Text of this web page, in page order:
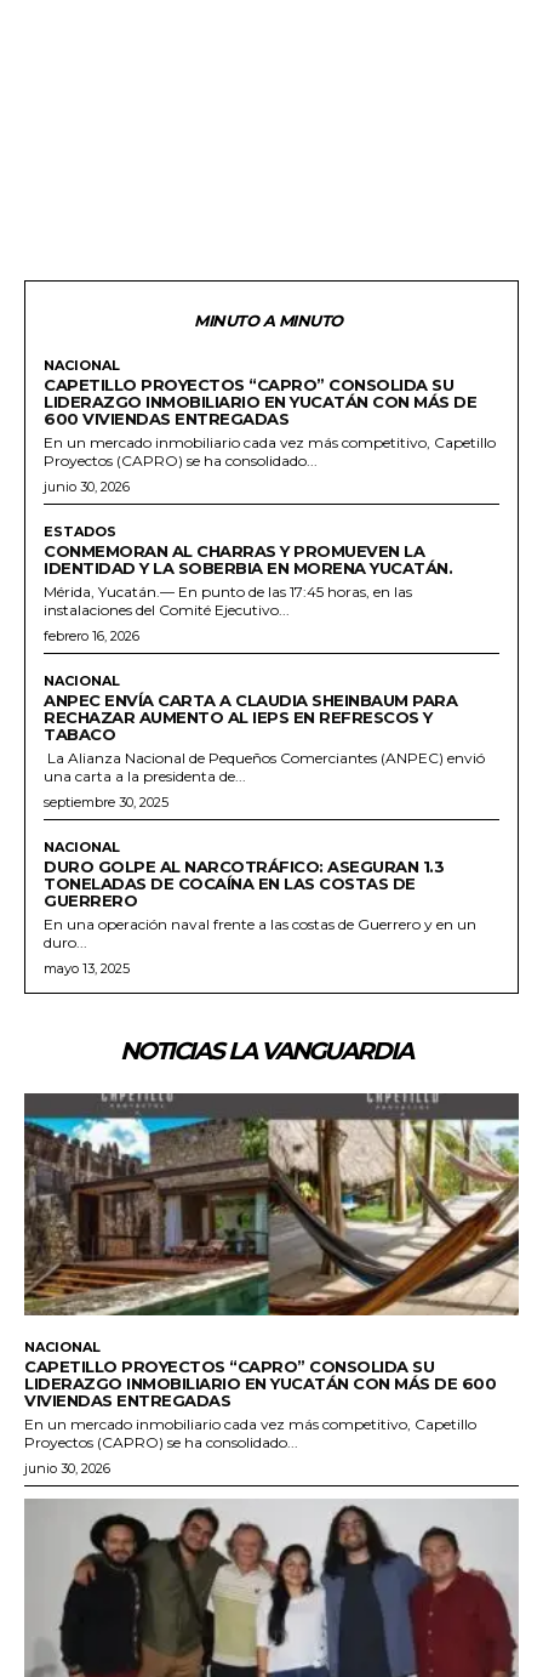
MINUTO A MINUTO
NACIONAL
CAPETILLO PROYECTOS “CAPRO” CONSOLIDA SU
LIDERAZGO INMOBILIARIO EN YUCATÁN CON MÁS DE
600 VIVIENDAS ENTREGADAS
En un mercado inmobiliario cada vez más competitivo, Capetillo
Proyectos (CAPRO) se ha consolidado...
junio 30, 2026
ESTADOS
CONMEMORAN AL CHARRAS Y PROMUEVEN LA
IDENTIDAD Y LA SOBERBIA EN MORENA YUCATÁN.
Mérida, Yucatán.— En punto de las 17:45 horas, en las
instalaciones del Comité Ejecutivo...
febrero 16, 2026
NACIONAL
ANPEC ENVÍA CARTA A CLAUDIA SHEINBAUM PARA
RECHAZAR AUMENTO AL IEPS EN REFRESCOS Y
TABACO
La Alianza Nacional de Pequeños Comerciantes (ANPEC) envió
una carta a la presidenta de...
septiembre 30, 2025
NACIONAL
DURO GOLPE AL NARCOTRÁFICO: ASEGURAN 1.3
TONELADAS DE COCAÍNA EN LAS COSTAS DE
GUERRERO
En una operación naval frente a las costas de Guerrero y en un
duro...
mayo 13, 2025
NOTICIAS LA VANGUARDIA
NACIONAL
CAPETILLO PROYECTOS “CAPRO” CONSOLIDA SU
LIDERAZGO INMOBILIARIO EN YUCATÁN CON MÁS DE 600
VIVIENDAS ENTREGADAS
En un mercado inmobiliario cada vez más competitivo, Capetillo
Proyectos (CAPRO) se ha consolidado...
junio 30, 2026